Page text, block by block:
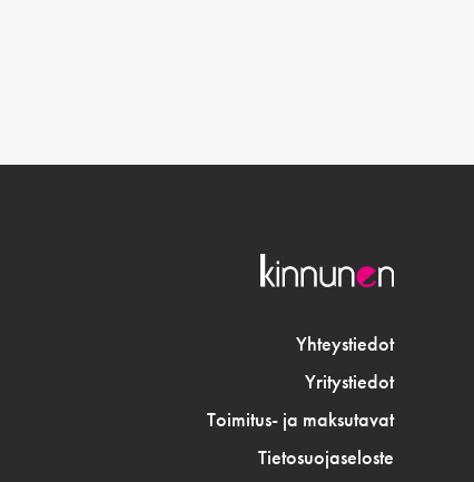
Yhteystiedot
Yritystiedot
Toimitus- ja maksutavat
Tietosuojaseloste